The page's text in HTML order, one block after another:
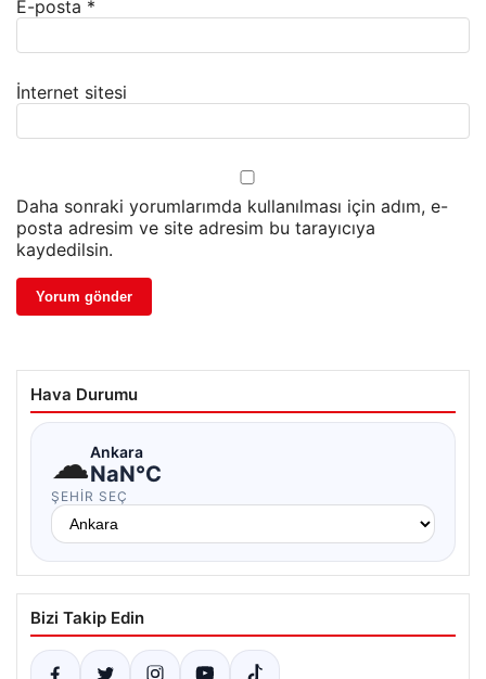
E-posta *
İnternet sitesi
Daha sonraki yorumlarımda kullanılması için adım, e-
posta adresim ve site adresim bu tarayıcıya
kaydedilsin.
Hava Durumu
☁Ankara
NaN°C
ŞEHIR SEÇ
Bizi Takip Edin